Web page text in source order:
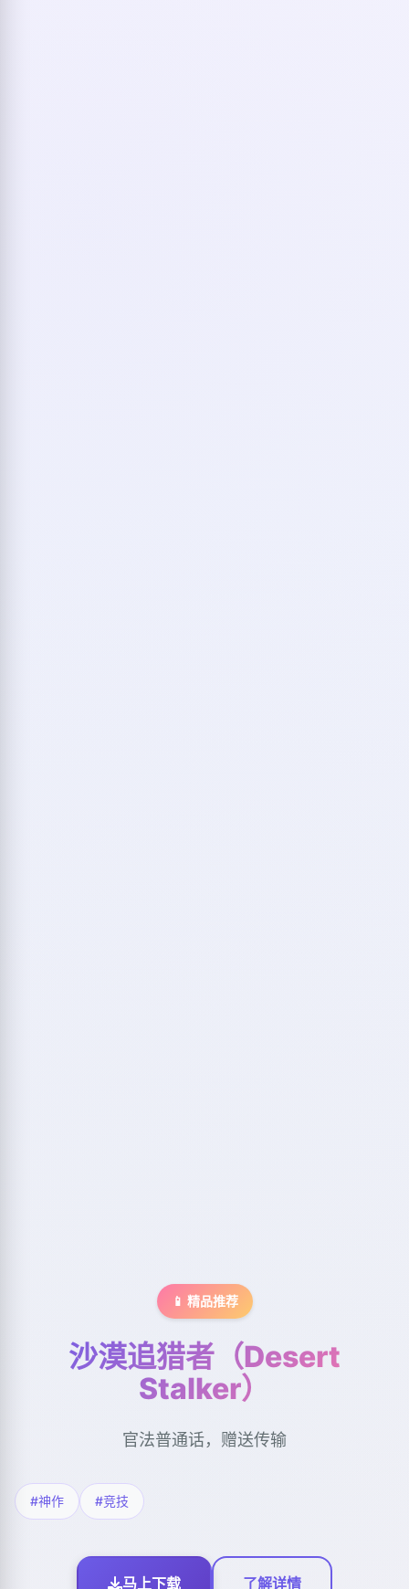
📱 精品推荐
沙漠追猎者（Desert
Stalker）
官法普通话，赠送传输
#神作 #竞技
马上下载 了解详情